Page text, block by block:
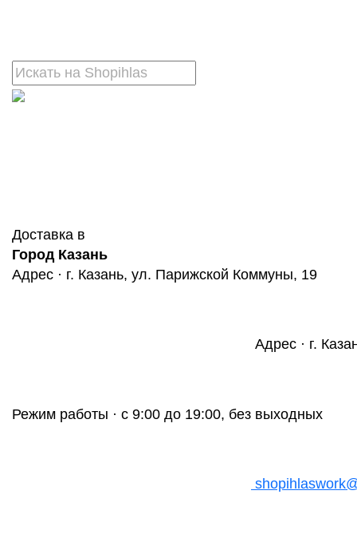
Доставка в
Город Казань
Адрес · г. Казань, ул. Парижской Коммуны, 19
Адрес · г.
Режим работы · с 9:00 до 19:00, без выходных